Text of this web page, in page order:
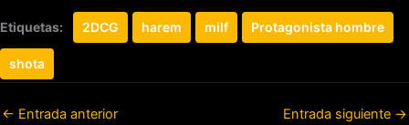
Etiquetas: 2DCG harem milf Protagonista hombre
shota
← Entrada anterior Entrada siguiente →